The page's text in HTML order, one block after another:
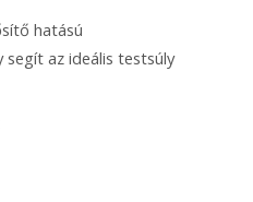
hatású
segít az ideális testsúly